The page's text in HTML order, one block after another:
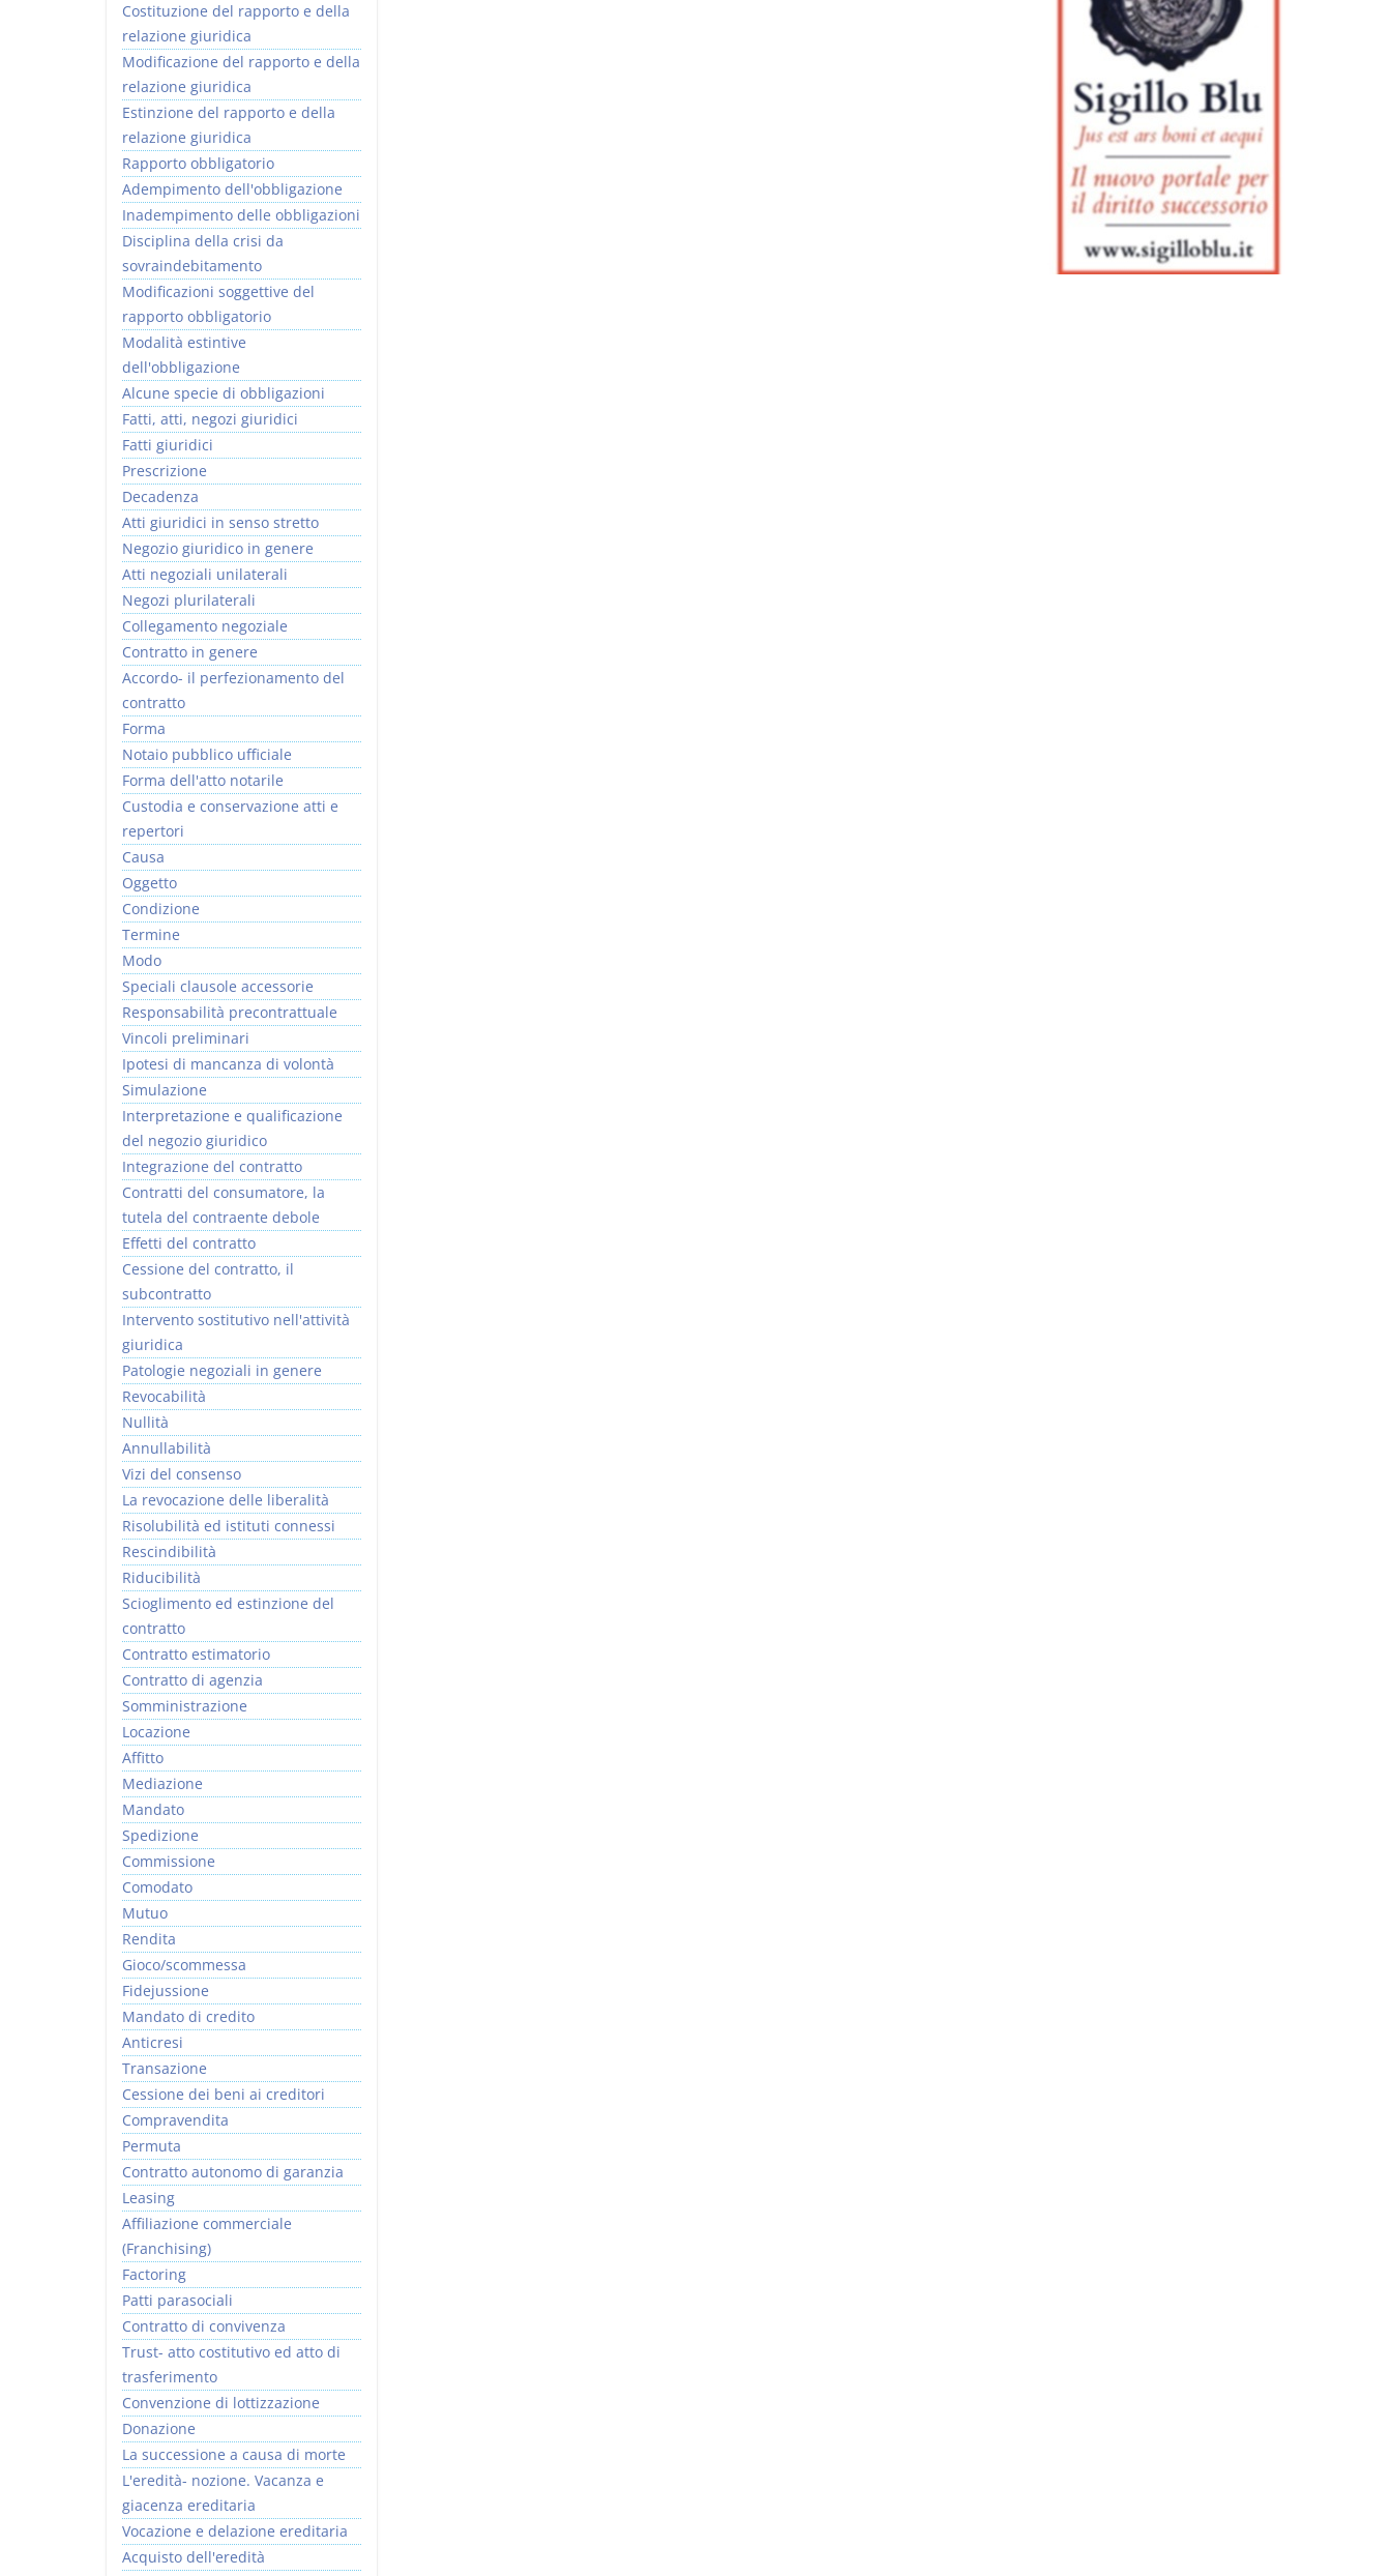
Costituzione del rapporto e della
relazione giuridica
Modificazione del rapporto e della
relazione giuridica
Estinzione del rapporto e della
relazione giuridica
Rapporto obbligatorio
Adempimento dell'obbligazione
Inadempimento delle obbligazioni
Disciplina della crisi da
sovraindebitamento
Modificazioni soggettive del
rapporto obbligatorio
Modalità estintive
dell'obbligazione
Alcune specie di obbligazioni
Fatti, atti, negozi giuridici
Fatti giuridici
Prescrizione
Decadenza
Atti giuridici in senso stretto
Negozio giuridico in genere
Atti negoziali unilaterali
Negozi plurilaterali
Collegamento negoziale
Contratto in genere
Accordo- il perfezionamento del
contratto
Forma
Notaio pubblico ufficiale
Forma dell'atto notarile
Custodia e conservazione atti e
repertori
Causa
Oggetto
Condizione
Termine
Modo
Speciali clausole accessorie
Responsabilità precontrattuale
Vincoli preliminari
Ipotesi di mancanza di volontà
Simulazione
Interpretazione e qualificazione
del negozio giuridico
Integrazione del contratto
Contratti del consumatore, la
tutela del contraente debole
Effetti del contratto
Cessione del contratto, il
subcontratto
Intervento sostitutivo nell'attività
giuridica
Patologie negoziali in genere
Revocabilità
Nullità
Annullabilità
Vizi del consenso
La revocazione delle liberalità
Risolubilità ed istituti connessi
Rescindibilità
Riducibilità
Scioglimento ed estinzione del
contratto
Contratto estimatorio
Contratto di agenzia
Somministrazione
Locazione
Affitto
Mediazione
Mandato
Spedizione
Commissione
Comodato
Mutuo
Rendita
Gioco/scommessa
Fidejussione
Mandato di credito
Anticresi
Transazione
Cessione dei beni ai creditori
Compravendita
Permuta
Contratto autonomo di garanzia
Leasing
Affiliazione commerciale
(Franchising)
Factoring
Patti parasociali
Contratto di convivenza
Trust- atto costitutivo ed atto di
trasferimento
Convenzione di lottizzazione
Donazione
La successione a causa di morte
L'eredità- nozione. Vacanza e
giacenza ereditaria
Vocazione e delazione ereditaria
Acquisto dell'eredità